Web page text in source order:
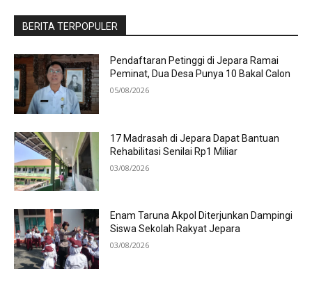
BERITA TERPOPULER
Pendaftaran Petinggi di Jepara Ramai
Peminat, Dua Desa Punya 10 Bakal Calon
05/08/2026
17 Madrasah di Jepara Dapat Bantuan
Rehabilitasi Senilai Rp1 Miliar
03/08/2026
Enam Taruna Akpol Diterjunkan Dampingi
Siswa Sekolah Rakyat Jepara
03/08/2026